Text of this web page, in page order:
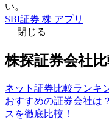
い。
SBI証券 株 アプリ
閉じる
株探証券会社
ネット証券比較ランキ
おすすめの証券会社は
スを徹底比較！